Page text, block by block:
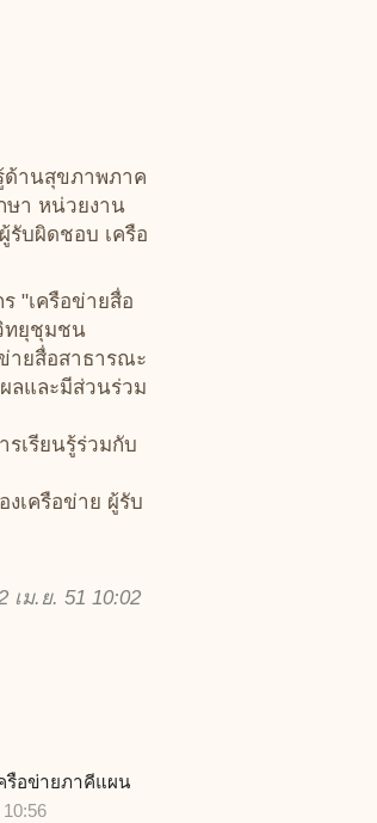
ด้านสุขภาพภาค
ษา หน่วยงาน
รับผิดชอบ เครือ
"เครือข่ายสื่อ
ทยุชุมชน
ายสื่อสาธารณะ
ลและมีส่วนร่วม
เรียนรู้ร่วมกับ
เครือข่าย ผู้รับ
เม.ย. 51 10:02
รือข่ายภาคีแผน